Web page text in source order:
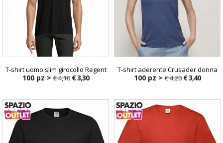
T-shirt uomo slim girocollo Regent
100 pz > € 4,10 € 3,30
T-shirt aderente Crusader donna
100 pz > € 4,20 € 3,40